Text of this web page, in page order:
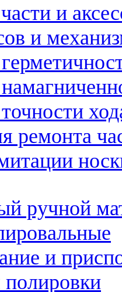
и
и
ремонта
ручной
и
полировки